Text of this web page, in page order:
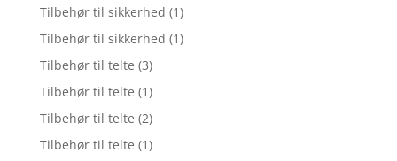
Tilbehør til sikkerhed (1)
Tilbehør til sikkerhed (1)
Tilbehør til telte (3)
Tilbehør til telte (1)
Tilbehør til telte (2)
Tilbehør til telte (1)